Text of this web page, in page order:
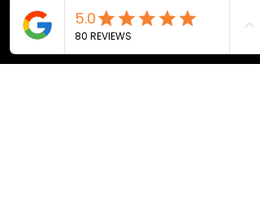
Sa: 10 - 16 Uhr​​
So + Mo geschlossen